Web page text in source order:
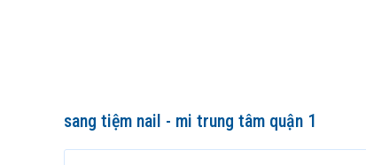
sang tiệm nail - mi trung tâm quận 1